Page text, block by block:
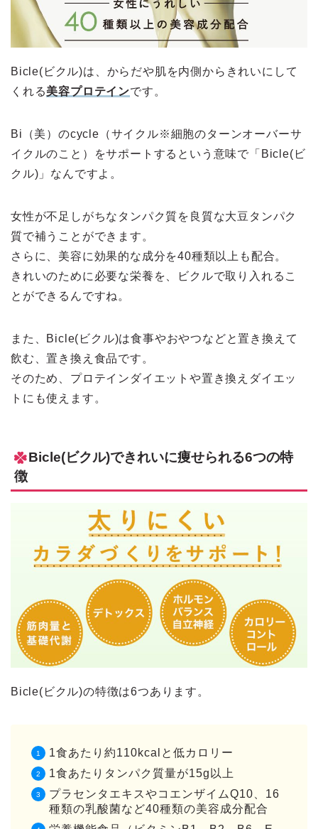
Bicle(ビクル)は、からだや肌を内側からきれいにして
くれる美容プロテインです。
Bi（美）のcycle（サイクル※細胞のターンオーバーサ
イクルのこと）をサポートするという意味で「Bicle(ビ
クル)」なんですよ。
女性が不足しがちなタンパク質を良質な大豆タンパク
質で補うことができます。
さらに、美容に効果的な成分を40種類以上も配合。
きれいのために必要な栄養を、ビクルで取り入れるこ
とができるんですね。
また、Bicle(ビクル)は食事やおやつなどと置き換えて
飲む、置き換え食品です。
そのため、プロテインダイエットや置き換えダイエッ
トにも使えます。
Bicle(ビクル)できれいに痩せられる6つの特
徴
Bicle(ビクル)の特徴は6つあります。
1食あたり約110kcalと低カロリー
1食あたりタンパク質量が15g以上
プラセンタエキスやコエンザイムQ10、16
種類の乳酸菌など40種類の美容成分配合